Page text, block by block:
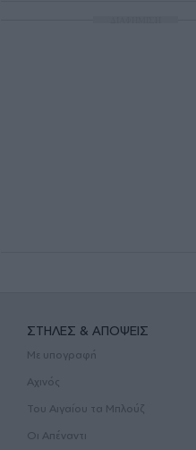
ΣΤΗΛΕΣ & ΑΠΟΨΕΙΣ
Με υπογραφή
Αχινός
Του Αιγαίου τα Μπλούζ
Οι Απέναντι